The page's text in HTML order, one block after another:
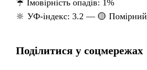
☔ Імовірність опадів: 1%
🔆 УФ-індекс: 3.2 — 🟡 Помірний
Поділитися у соцмережах